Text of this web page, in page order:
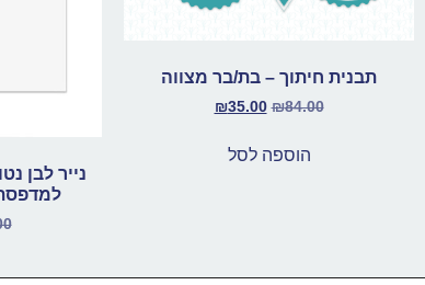
תבנית חיתוך – בת/בר מצווה
₪84.00
₪35.00
הוספה לסל
למדפסת